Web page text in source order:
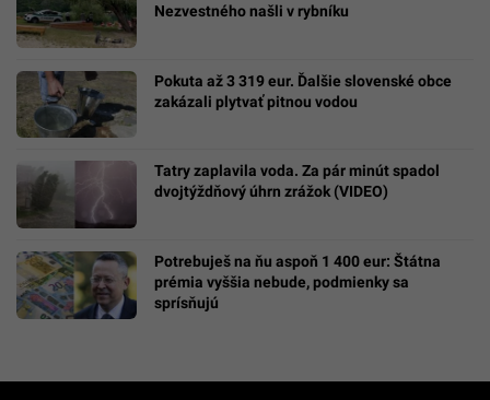
Nezvestného našli v rybníku
Pokuta až 3 319 eur. Ďalšie slovenské obce
zakázali plytvať pitnou vodou
Tatry zaplavila voda. Za pár minút spadol
dvojtýždňový úhrn zrážok (VIDEO)
Potrebuješ na ňu aspoň 1 400 eur: Štátna
prémia vyššia nebude, podmienky sa
sprísňujú